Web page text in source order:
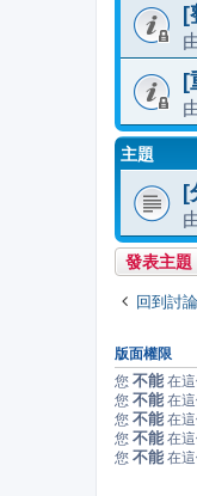
[
[
主題
[
發表主題
回到討
版面權限
您 不能 在
您 不能 在
您 不能 在
您 不能 在
您 不能 在